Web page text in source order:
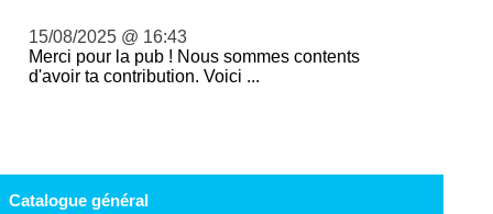
15/08/2025 @ 16:43
Merci pour la pub ! Nous sommes contents
d'avoir ta contribution. Voici ...
Catalogue général